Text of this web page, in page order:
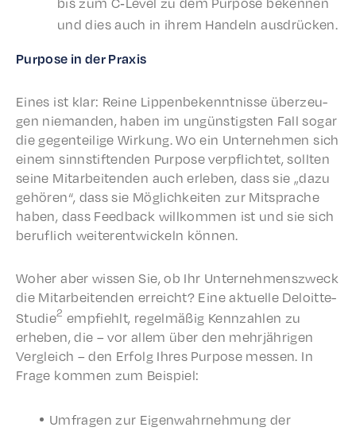
und dies auch in ihrem Handeln ausdrücken.
Purpose in der Praxis
Eines ist klar: Reine Lippen­beken­nt­nisse überzeu­
gen nieman­den, haben im ungün­stig­sten Fall sogar
die gegen­teilige Wirkung. Wo ein Unternehmen sich
einem sinns­tif­ten­den Purpose verpflichtet, soll­ten
seine Mitar­bei­t­en­den auch erleben, dass sie „dazu
gehören“, dass sie Möglichkeit­en zur Mitsprache
haben, dass Feed­back willkom­men ist und sie sich
beru­flich weit­er­en­twick­eln können.
Woher aber wissen Sie, ob Ihr Unternehmen­szweck
die Mitar­bei­t­en­den erre­icht? Eine aktuelle Deloitte-
Studie2 empfiehlt, regelmäßig Kenn­zahlen zu
erheben, die – vor allem über den mehrjähri­gen
Vergle­ich – den Erfolg Ihres Purpose messen. In
Frage kommen zum Beispiel:
Umfra­gen zur Eigen­wahrnehmung der